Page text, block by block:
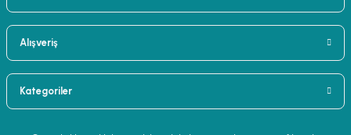
Alışveriş
Kategoriler